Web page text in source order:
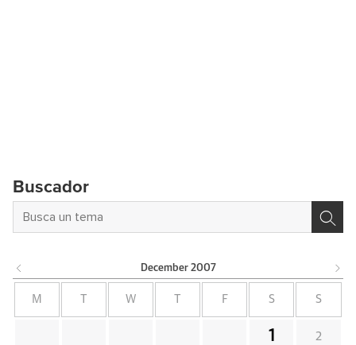
Buscador
December 2007
M W F S S
1 2